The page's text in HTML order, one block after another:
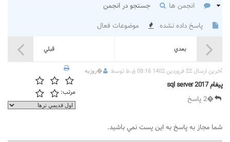
انجمن ها
جستجو در انجمن
پاسخ داده نشده
موضوعات فعال
قبلي بعدي
آخرين ارسال 22 فروردین 1402 08:16 ق.ظ توسط �روزبه
پیغام sql server 2017
�2 پاسخ
مرتب:
شما مجاز به پاسخ به اين پست نمي باشيد.